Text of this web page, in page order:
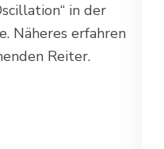
in der
Näheres erfahren
Reiter.